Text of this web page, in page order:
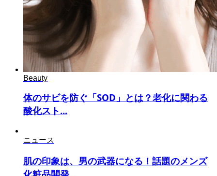
Beauty
体のサビを防ぐ「SOD」とは？老化に関わる
酸化スト...
ニュース
肌の印象は、男の武器になる！話題のメンズ